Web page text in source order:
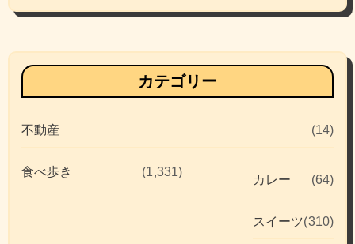
カテゴリー
不動産 (14)
食べ歩き (1,331)
カレー (64)
スイーツ(310)